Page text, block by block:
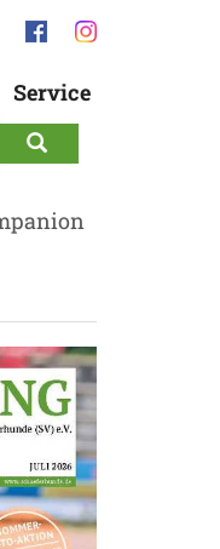
Service